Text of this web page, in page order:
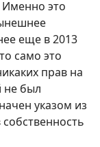
это
еще в 2013
само это
прав на
не был
указом из